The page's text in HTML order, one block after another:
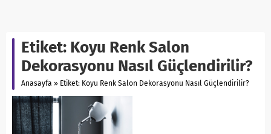
Etiket: Koyu Renk Salon
Dekorasyonu Nasıl Güçlendirilir?
Anasayfa » Etiket: Koyu Renk Salon Dekorasyonu Nasıl Güçlendirilir?